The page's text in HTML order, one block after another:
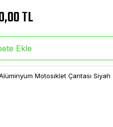
TL
Ekle